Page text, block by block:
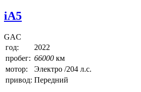
iA5
GAC
год:
2022
пробег: 66000 км
мотор:
Электро /204 л.с.
привод: Передний